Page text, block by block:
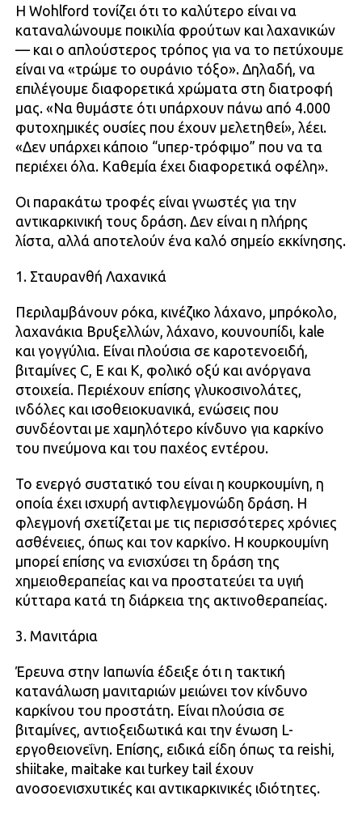
Η Wohlford τονίζει ότι το καλύτερο είναι να
καταναλώνουμε ποικιλία φρούτων και λαχανικών
— και ο απλούστερος τρόπος για να το πετύχουμε
είναι να «τρώμε το ουράνιο τόξο». Δηλαδή, να
επιλέγουμε διαφορετικά χρώματα στη διατροφή
μας. «Να θυμάστε ότι υπάρχουν πάνω από 4.000
φυτοχημικές ουσίες που έχουν μελετηθεί», λέει.
«Δεν υπάρχει κάποιο “υπερ-τρόφιμο” που να τα
περιέχει όλα. Καθεμία έχει διαφορετικά οφέλη».
Οι παρακάτω τροφές είναι γνωστές για την
αντικαρκινική τους δράση. Δεν είναι η πλήρης
λίστα, αλλά αποτελούν ένα καλό σημείο εκκίνησης.
1. Σταυρανθή Λαχανικά
Περιλαμβάνουν ρόκα, κινέζικο λάχανο, μπρόκολο,
λαχανάκια Βρυξελλών, λάχανο, κουνουπίδι, kale
και γογγύλια. Είναι πλούσια σε καροτενοειδή,
βιταμίνες C, E και K, φολικό οξύ και ανόργανα
στοιχεία. Περιέχουν επίσης γλυκοσινολάτες,
ινδόλες και ισοθειοκυανικά, ενώσεις που
συνδέονται με χαμηλότερο κίνδυνο για καρκίνο
του πνεύμονα και του παχέος εντέρου.
Το ενεργό συστατικό του είναι η κουρκουμίνη, η
οποία έχει ισχυρή αντιφλεγμονώδη δράση. Η
φλεγμονή σχετίζεται με τις περισσότερες χρόνιες
ασθένειες, όπως και τον καρκίνο. Η κουρκουμίνη
μπορεί επίσης να ενισχύσει τη δράση της
χημειοθεραπείας και να προστατεύει τα υγιή
κύτταρα κατά τη διάρκεια της ακτινοθεραπείας.
3. Μανιτάρια
Έρευνα στην Ιαπωνία έδειξε ότι η τακτική
κατανάλωση μανιταριών μειώνει τον κίνδυνο
καρκίνου του προστάτη. Είναι πλούσια σε
βιταμίνες, αντιοξειδωτικά και την ένωση L-
εργοθειονεΐνη. Επίσης, ειδικά είδη όπως τα reishi,
shiitake, maitake και turkey tail έχουν
ανοσοενισχυτικές και αντικαρκινικές ιδιότητες.